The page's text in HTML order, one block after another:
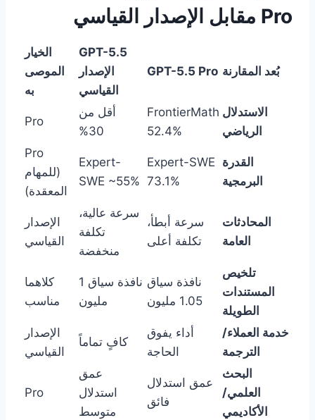
Pro مقابل الإصدار القياسي
بُعد المقارنة GPT-5.5 Pro
GPT-5.5
الإصدار
القياسي
الخيار
الموصى
به
الاستدلال
الرياضي
FrontierMath
52.4%
أقل من
30%
Pro
القدرة
البرمجية
Expert-SWE
73.1%
Expert-
SWE ~55%
Pro
(للمهام
المعقدة)
المحادثات
العامة
سرعة أبطأ،
تكلفة أعلى
سرعة عالية،
تكلفة
منخفضة
الإصدار
القياسي
تلخيص
المستندات
الطويلة
نافذة سياق
1.05 مليون
نافذة سياق 1
مليون
كلاهما
مناسب
خدمة العملاء/
الترجمة
أداء يفوق
الحاجة
كافٍ تماماً
الإصدار
القياسي
البحث
العلمي/
الأكاديمي
عمق استدلال
فائق
عمق
استدلال
متوسط
Pro